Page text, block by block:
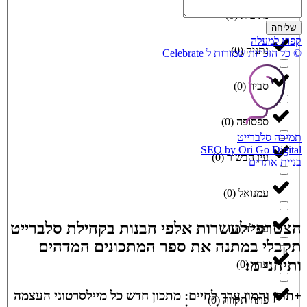
נתיבות(
0
)
נתניה(
0
)
סביון(
0
)
ספסופה (
0
)
עין הבשור(
0
)
עמנואל (
0
)
עפולה(
0
)
ערד(
0
)
פתח תקווה (
0
)
שליחה
קפוץ למעלה
© כל הזכויות שמורות ל Celebrate
תמיכה סלברייט
SEO by Ori Go Digital
בניית אתרים |
הצטרפי לעשרות אלפי הבנות בקהילת סלברייט
תקבלי במתנה את ספר המתכונים המדהים
ותיהני מ:
+תוכן והמון ערך לחיים: מתכון חדש כל מיילסרטוני העצמה